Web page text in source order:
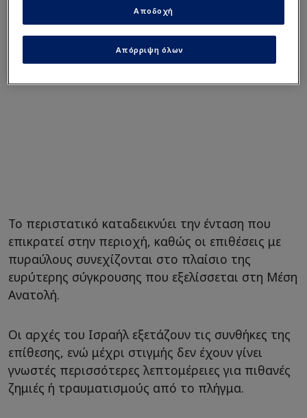
Το περιστατικό καταδεικνύει την ένταση που
επικρατεί στην περιοχή, καθώς οι επιθέσεις με
πυραύλους συνεχίζονται στο πλαίσιο της
ευρύτερης σύγκρουσης που εξελίσσεται στη Μέση
Ανατολή.
Οι αρχές του Ισραήλ εξετάζουν τις συνθήκες της
επίθεσης, ενώ μέχρι στιγμής δεν έχουν γίνει
γνωστές περισσότερες λεπτομέρειες για πιθανές
ζημιές ή τραυματισμούς από το πλήγμα.
Απόρριψη όλων
Αποδοχή